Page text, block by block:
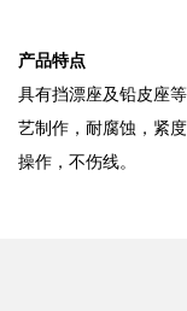
产品特点
具有挡漂座及铅皮座
艺制作，耐腐蚀，紧
操作，不伤线。